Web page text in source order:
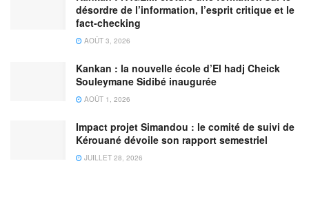
désordre de l’information, l’esprit critique et le
fact-checking
AOÛT 3, 2026
Kankan : la nouvelle école d’El hadj Cheick
Souleymane Sidibé inaugurée
AOÛT 1, 2026
Impact projet Simandou : le comité de suivi de
Kérouané dévoile son rapport semestriel
JUILLET 28, 2026